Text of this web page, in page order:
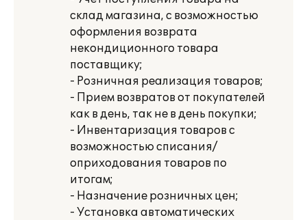
склад магазина, с возможностью
оформления возврата
некондиционного товара
поставщику;
- Розничная реализация товаров;
- Прием возвратов от покупателей
как в день, так не в день покупки;
- Инвентаризация товаров с
возможностью списания/
оприходования товаров по
итогам;
- Назначение розничных цен;
- Установка автоматических